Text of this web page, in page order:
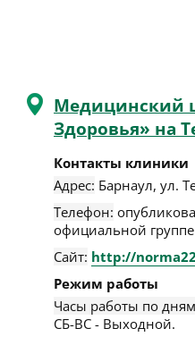
Медицинский
Здоровья» на
Контакты клиники
Адрес: Барнаул, ул.
Телефон:
официальной группе
Сайт: http://
Режим работы
Часы работы по
СБ-ВС - Выходной.